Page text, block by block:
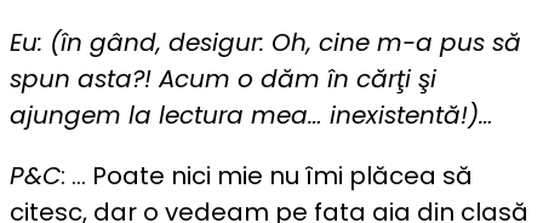
Eu: (în gând, desigur: Oh, cine m-a pus să
spun asta?! Acum o dăm în cărţi şi
ajungem la lectura mea… inexistentă!)…
P&C: … Poate nici mie nu îmi plăcea să
citesc, dar o vedeam pe fata aia din clasă